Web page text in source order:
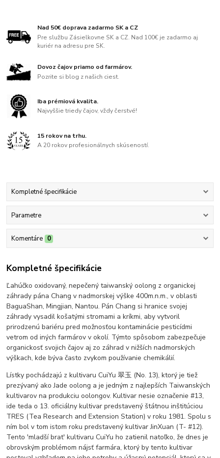
Nad 50€ doprava zadarmo SK a CZ
Pre službu Zásielkovne SK a CZ. Nad 100€ je zadarmo aj
kuriér na adresu pre SK.
Dovoz čajov priamo od farmárov.
Pozrite si blog z našich ciest.
Iba prémiová kvalita.
Najvyššie triedy čajov, vždy čerstvé!
15 rokov na trhu.
A 20 rokov profesionálnych skúseností.
Kompletné špecifikácie
Parametre
Komentáre 0
Kompletné špecifikácie
Ľahúčko oxidovaný, nepečený taiwanský oolong z organickej
záhrady pána Chang v nadmorskej výške 400m.n.m., v oblasti
BaguaShan, Mingjian, Nantou. Pán Chang si hranice svojej
záhrady vysadil košatými stromami a kríkmi, aby vytvoril
prirodzenú bariéru pred možnosťou kontaminácie pesticídmi
vetrom od iných farmárov v okolí. Týmto spôsobom zabezpečuje
organickosť svojich čajov aj zo záhrad v nižších nadmorských
výškach, kde býva často zvykom používanie chemikálií.
Lístky pochádzajú z kultivaru CuiYu 翠玉 (No. 13), ktorý je tiež
prezývaný ako Jade oolong a je jedným z najlepších Taiwanských
kultivarov na produkciu oolongov. Kultivar nesie označenie #13,
ide teda o 13. oficiálny kultivar predstavený štátnou inštitúciou
TRES (Tea Research and Extension Station) v roku 1981. Spolu s
ním bol v tom istom roku predstavený kultivar JinXuan (T- #12).
Tento 'mladší brat' kultivaru CuiYu ho zatienil natoľko, že dnes je
obrovským problémom nájsť farmára, ktorý by tento kultivar